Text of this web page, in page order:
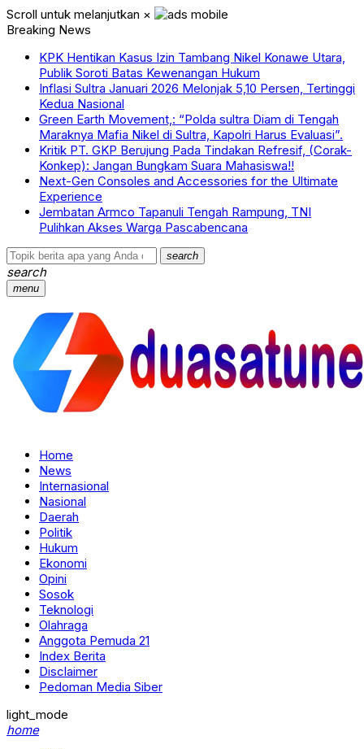
Scroll untuk melanjutkan ×
Breaking News
KPK Hentikan Kasus Izin Tambang Nikel Konawe Utara,
Publik Soroti Batas Kewenangan Hukum
Inflasi Sultra Januari 2026 Melonjak 5,10 Persen, Tertinggi
Kedua Nasional
Green Earth Movement,: “Polda sultra Diam di Tengah
Maraknya Mafia Nikel di Sultra, Kapolri Harus Evaluasi”.
Kritik PT. GKP Berujung Pada Tindakan Refresif, (Corak-
Konkep): Jangan Bungkam Suara Mahasiswa!!
Next-Gen Consoles and Accessories for the Ultimate
Experience
Jembatan Armco Tapanuli Tengah Rampung, TNI
Pulihkan Akses Warga Pascabencana
search
search
menu
Home
News
Internasional
Nasional
Daerah
Politik
Hukum
Ekonomi
Opini
Sosok
Teknologi
Olahraga
Anggota Pemuda 21
Index Berita
Disclaimer
Pedoman Media Siber
light_mode
home